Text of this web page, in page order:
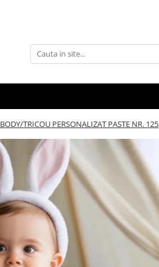
BODY/TRICOU PERSONALIZAT PASTE NR. 125